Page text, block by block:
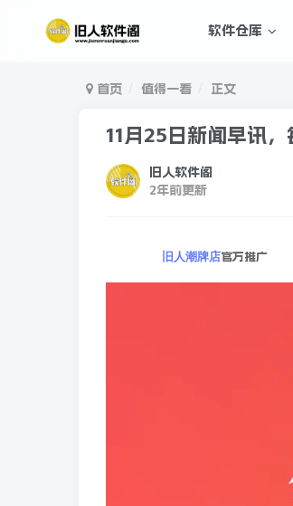
软件仓库
首页 值得一看 正文
11月25日新闻早讯
旧人软件阁
2年前更新
旧人潮牌店官方推广